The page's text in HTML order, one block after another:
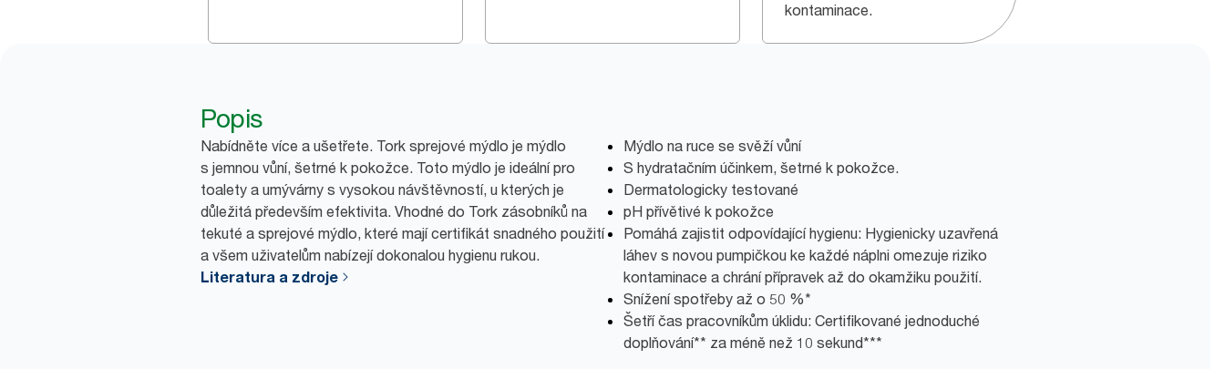
kontaminace.
Popis
Nabídněte více a ušetřete. Tork sprejové mýdlo je mýdlo
s jemnou vůní, šetrné k pokožce. Toto mýdlo je ideální pro
toalety a umývárny s vysokou návštěvností, u kterých je
důležitá především efektivita. Vhodné do Tork zásobníků na
tekuté a sprejové mýdlo, které mají certifikát snadného použití
a všem uživatelům nabízejí dokonalou hygienu rukou.
Literatura a zdroje
Mýdlo na ruce se svěží vůní
S hydratačním účinkem, šetrné k pokožce.
Dermatologicky testované
pH přívětivé k pokožce
Pomáhá zajistit odpovídající hygienu: Hygienicky uzavřená
láhev s novou pumpičkou ke každé náplni omezuje riziko
kontaminace a chrání přípravek až do okamžiku použití.
Snížení spotřeby až o 50 %*
Šetří čas pracovníkům úklidu: Certifikované jednoduché
doplňování** za méně než 10 sekund***